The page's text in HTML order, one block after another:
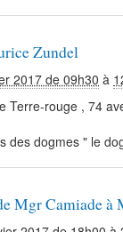
Zundel
2017 de 09h30 à
Terre-rouge , 74
des dogmes " le
Mgr Camiade à